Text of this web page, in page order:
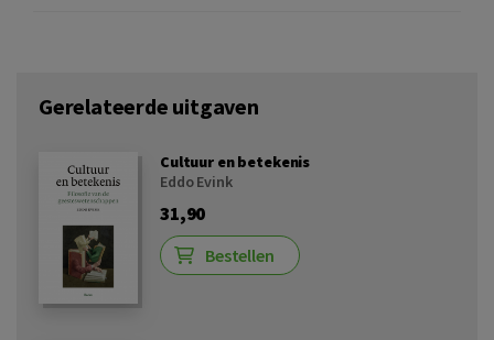
Gerelateerde uitgaven
Cultuur en betekenis
Eddo Evink
31,90
Bestellen